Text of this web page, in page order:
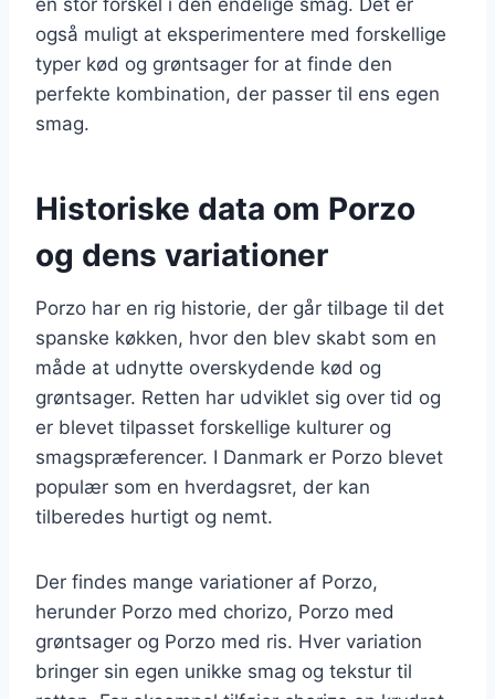
også muligt at eksperimentere med forskellige
typer kød og grøntsager for at finde den
perfekte kombination, der passer til ens egen
smag.
Historiske data om Porzo
og dens variationer
Porzo har en rig historie, der går tilbage til det
spanske køkken, hvor den blev skabt som en
måde at udnytte overskydende kød og
grøntsager. Retten har udviklet sig over tid og
er blevet tilpasset forskellige kulturer og
smagspræferencer. I Danmark er Porzo blevet
populær som en hverdagsret, der kan
tilberedes hurtigt og nemt.
Der findes mange variationer af Porzo,
herunder Porzo med chorizo, Porzo med
grøntsager og Porzo med ris. Hver variation
bringer sin egen unikke smag og tekstur til